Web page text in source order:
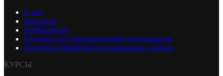
О нас
Контакты
ГеоВакансии
Сведения об образовательной организации
Политика обработки персональных данных
КУРСЫ